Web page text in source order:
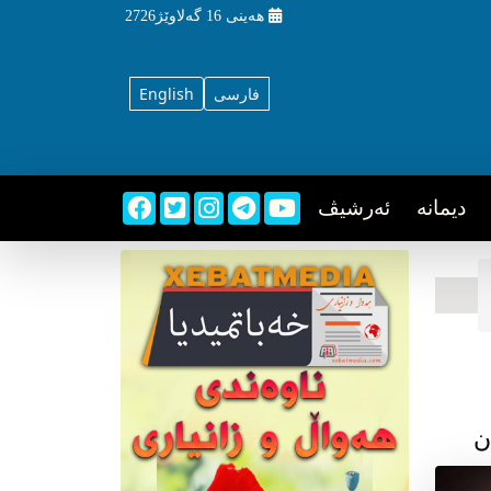
هه‌ینی 16 گه‌لاوێژ2726
English فارسی
دیمانه ئه‌رشیڤ